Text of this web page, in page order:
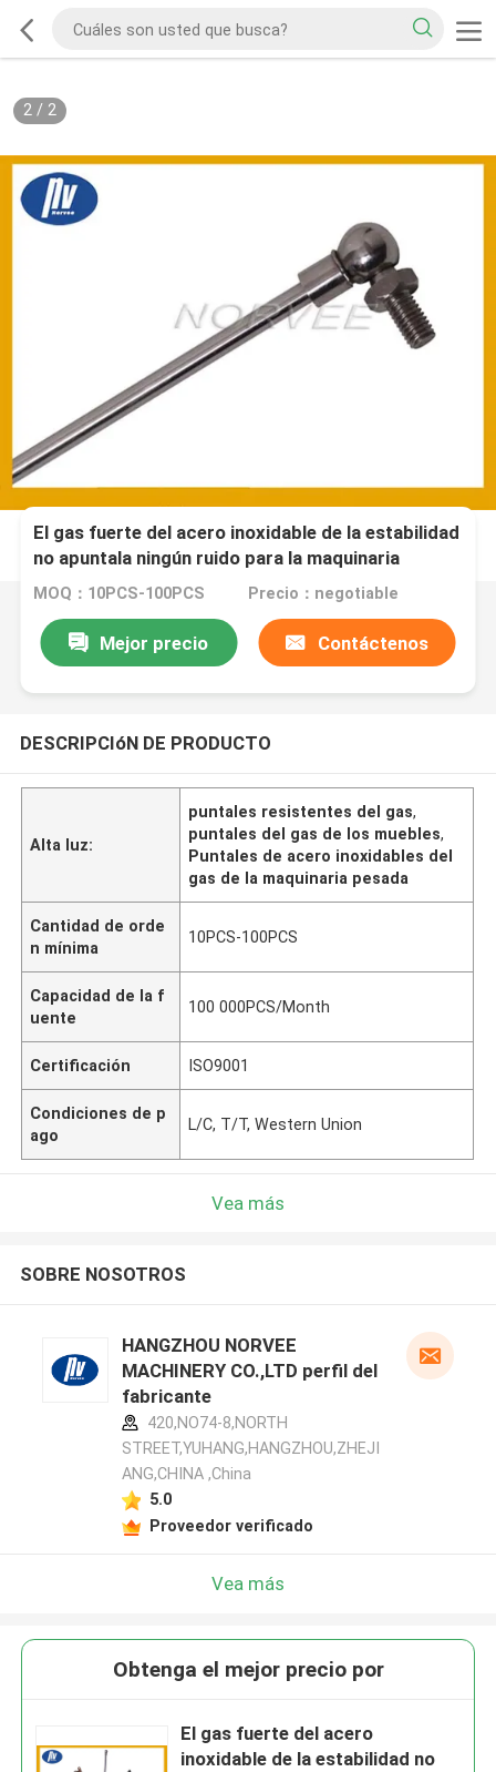
2/ 2
El gas fuerte del acero inoxidable de la estabilidad
no apuntala ningún ruido para la maquinaria
pesada
MOQ：10PCS-100PCS Precio：negotiable
Mejor precio Contáctenos
DESCRIPCIóN DE PRODUCTO
Alta luz:
puntales resistentes del gas,
puntales del gas de los muebles,
Puntales de acero inoxidables del
gas de la maquinaria pesada
Cantidad de orde
n mínima
10PCS-100PCS
Capacidad de la f
uente
100 000PCS/Month
Certificación ISO9001
Condiciones de p
ago
L/C, T/T, Western Union
Vea más
SOBRE NOSOTROS
HANGZHOU NORVEE
MACHINERY CO.,LTD perfil del
fabricante
420,NO74-8,NORTH
STREET,YUHANG,HANGZHOU,ZHEJI
ANG,CHINA ,China
5.0
Proveedor verificado
Vea más
Obtenga el mejor precio por
El gas fuerte del acero
inoxidable de la estabilidad no